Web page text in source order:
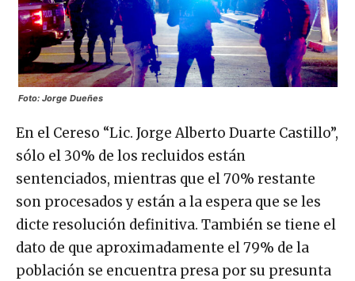
Foto: Jorge Dueñes
En el Cereso “Lic. Jorge Alberto Duarte Castillo”,
sólo el 30% de los recluidos están
sentenciados, mientras que el 70% restante
son procesados y están a la espera que se les
dicte resolución definitiva. También se tiene el
dato de que aproximadamente el 79% de la
población se encuentra presa por su presunta